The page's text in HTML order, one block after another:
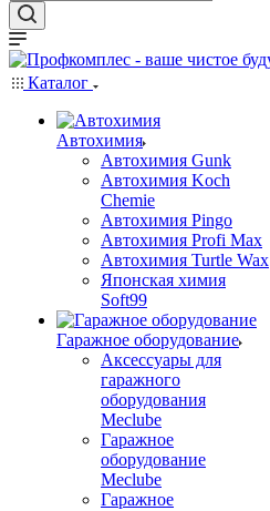
Каталог
Автохимия
Автохимия Gunk
Автохимия Koch
Chemie
Автохимия Pingo
Автохимия Profi Max
Автохимия Turtle Wax
Японская химия
Soft99
Гаражное оборудование
Аксессуары для
гаражного
оборудования
Meclube
Гаражное
оборудование
Meclube
Гаражное